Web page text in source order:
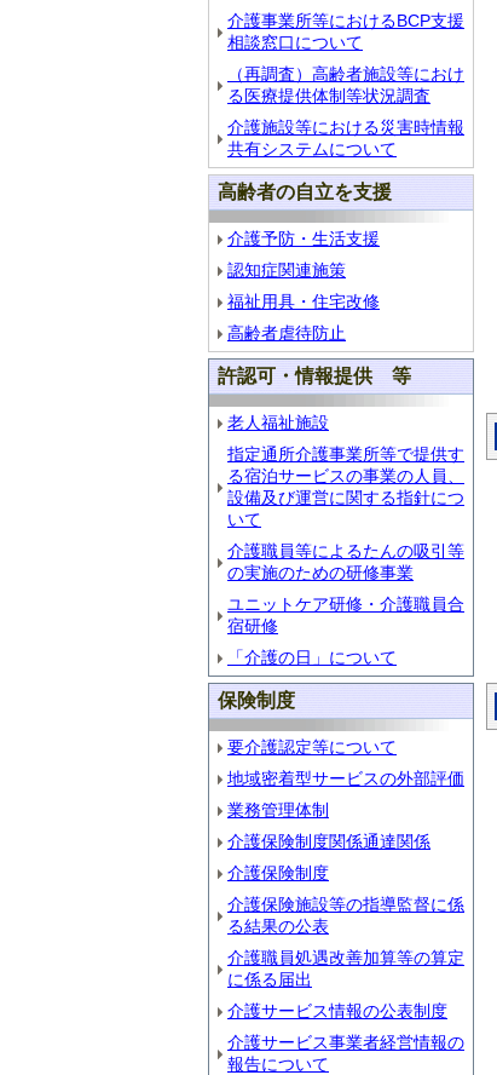
介護事業所等におけるBCP支援
相談窓口について
（再調査）高齢者施設等におけ
る医療提供体制等状況調査
介護施設等における災害時情報
共有システムについて
高齢者の自立を支援
介護予防・生活支援
認知症関連施策
福祉用具・住宅改修
高齢者虐待防止
許認可・情報提供 等
老人福祉施設
指定通所介護事業所等で提供す
る宿泊サービスの事業の人員、
設備及び運営に関する指針につ
いて
介護職員等によるたんの吸引等
の実施のための研修事業
ユニットケア研修・介護職員合
宿研修
「介護の日」について
保険制度
要介護認定等について
地域密着型サービスの外部評価
業務管理体制
介護保険制度関係通達関係
介護保険制度
介護保険施設等の指導監督に係
る結果の公表
介護職員処遇改善加算等の算定
に係る届出
介護サービス情報の公表制度
介護サービス事業者経営情報の
報告について